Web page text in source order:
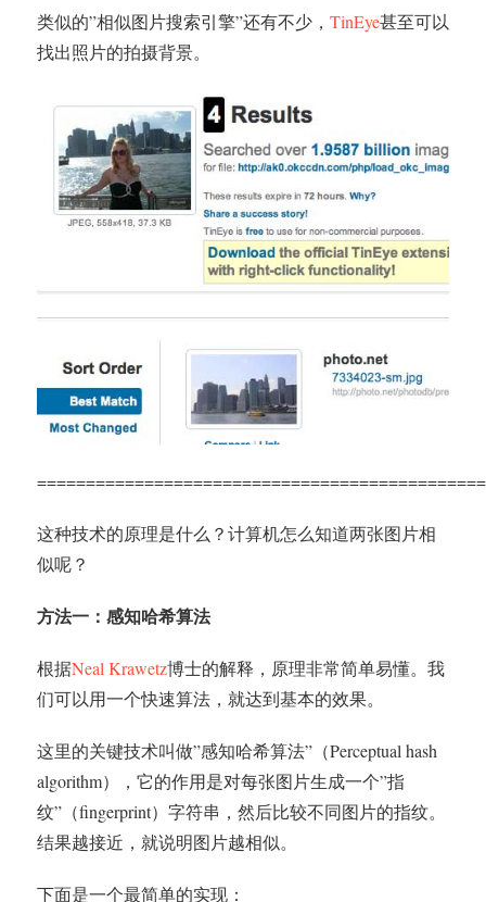
类似的”相似图片搜索引擎”还有不少， TinEye甚至可以
找出照片的拍摄背景。
这种技术的原理是什么？计算机怎么知道两张图片相
似呢？
方法一：感知哈希算法
根据Neal Krawetz博士的解释，原理非常简单易懂。我
们可以用一个快速算法，就达到基本的效果。
这里的关键技术叫做”感知哈希算法”（Perceptual hash
algorithm），它的作用是对每张图片生成一个”指
纹”（fingerprint）字符串，然后比较不同图片的指纹。
结果越接近，就说明图片越相似。
下面是一个最简单的实现：